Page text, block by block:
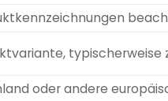
oder andere